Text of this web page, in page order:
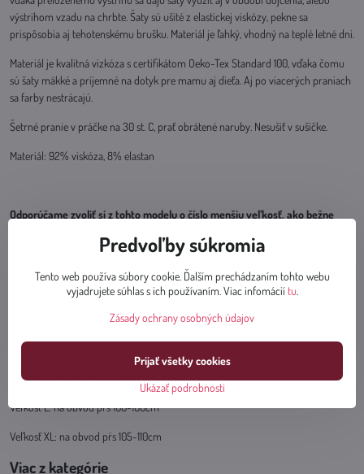
výstrihom vzadu na chrbte. Šaty sú ušité z elastickej viskózy, pekne sa
prispôsobia aj tehotenskému brušku. Materiál je ľahký, vhodný na teplé letné dni.
Materiál je kvalitná vizkóza s certifikátom Oeko-Tex Standard 100, vďaka čomu
sú šaty mäkké a príjemné na dotyk pre mamu aj dieťa. Aj po viacerých praniach
sa farby nestrácajú.
Šetrné pranie v práčke na 30 st. C, prať obrátené naruby. Nesušiť v sušičke.
Materiál: 92% viskóza, 8% elastan
Odporúčame zvoliť si z tohto modelu o číslo menšiu veľkosť, ako bežne
Celková dĺžka 125 - 129cm v závislosti od veľkosti.
Veľkosť XS: na obvod pŕs 86-91cm
Veľkosť S: na obvod pŕs 90-96cm
Veľkosť M: na obvod pŕs 95-101cm
Veľkosť L: na obvod pŕs 100-106cm
Veľkosť XL: na obvod pŕs 105-110cm
Viac z kategórie
Predvoľby súkromia
Tento web používa súbory cookie. Ďalším prechádzaním tohto webu
vyjadrujete súhlas s ich používaním. Viac infomáciítu.
Zásady ochrany osobných údajov
Ukázať podrobnosti
Prijať všetky cookies